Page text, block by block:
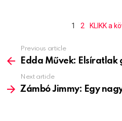
1 2 KLIKK a
more
Previous article
Edda Művek: Elsíratlak
Next article
Zámbó Jimmy: Egy